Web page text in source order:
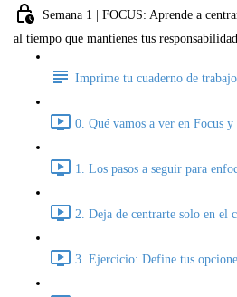
Semana 1 | FOCUS: Aprende a
al tiempo que mantienes tus
Imprime tu cuaderno de trabajo
0. Qué vamos a ver en Focus
1. Los pasos a seguir para
2. Deja de centrarte solo en el
3. Ejercicio: Define tus